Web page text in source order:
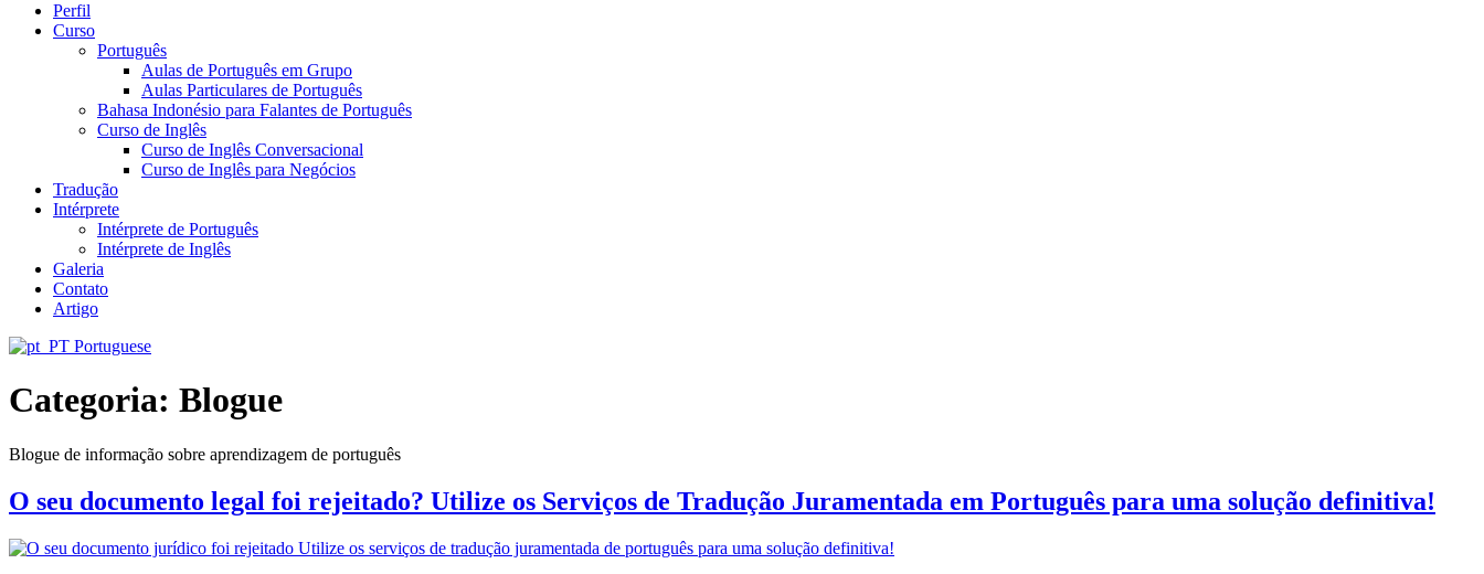
Perfil
Curso
Português
Aulas de Português em Grupo
Aulas Particulares de Português
Bahasa Indonésio para Falantes de Português
Curso de Inglês
Curso de Inglês Conversacional
Curso de Inglês para Negócios
Tradução
Intérprete
Intérprete de Português
Intérprete de Inglês
Galeria
Contato
Artigo
Portuguese
Categoria: Blogue
Blogue de informação sobre aprendizagem de português
O seu documento legal foi rejeitado? Utilize os Serviços de Tradução Juramentada em Português para uma solução definitiva!